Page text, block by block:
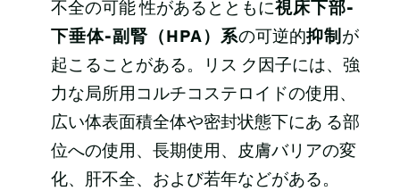
不全の可能 性があるとともに視床下部-
下垂体-副腎（HPA）系の可逆的抑制が
起こることがある。リス ク因子には、強
力な局所用コルチコステロイドの使用、
広い体表面積全体や密封状態下にあ る部
位への使用、長期使用、皮膚バリアの変
化、肝不全、および若年などがある。